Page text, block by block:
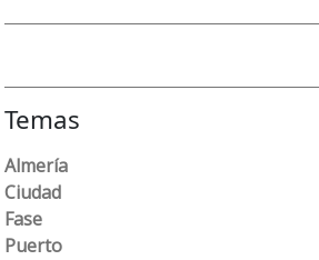
Temas
Almería
Ciudad
Fase
Puerto